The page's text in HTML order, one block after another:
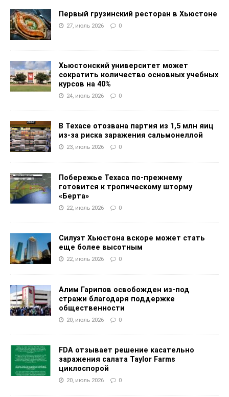
Первый грузинский ресторан в Хьюстоне
27, июль 2026 0
Хьюстонский университет может
сократить количество основных учебных
курсов на 40%
24, июль 2026 0
В Техасе отозвана партия из 1,5 млн яиц
из-за риска заражения сальмонеллой
23, июль 2026 0
Побережье Техаса по-прежнему
готовится к тропическому шторму
«Берта»
22, июль 2026 0
Силуэт Хьюстона вскоре может стать
еще более высотным
22, июль 2026 0
Алим Гарипов освобожден из-под
стражи благодаря поддержке
общественности
20, июль 2026 0
FDA отзывает решение касательно
заражения салата Taylor Farms
циклоспорой
20, июль 2026 0